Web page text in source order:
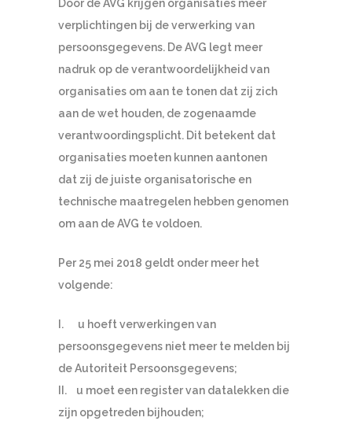
Door de AVG krijgen organisaties meer
verplichtingen bij de verwerking van
persoonsgegevens. De AVG legt meer
nadruk op de verantwoordelijkheid van
organisaties om aan te tonen dat zij zich
aan de wet houden, de zogenaamde
verantwoordingsplicht. Dit betekent dat
organisaties moeten kunnen aantonen
dat zij de juiste organisatorische en
technische maatregelen hebben genomen
om aan de AVG te voldoen.
Per 25 mei 2018 geldt onder meer het
volgende:
I. u hoeft verwerkingen van
persoonsgegevens niet meer te melden bij
de Autoriteit Persoonsgegevens;
II. u moet een register van datalekken die
zijn opgetreden bijhouden;